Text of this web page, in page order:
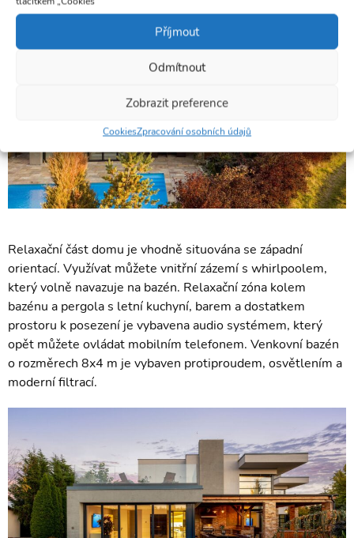
Příjmout
Odmítnout
Zobrazit preference
CookiesZpracování osobních údajů
Relaxační část domu je vhodně situována se západní
orientací. Využívat můžete vnitřní zázemí s whirlpoolem,
který volně navazuje na bazén. Relaxační zóna kolem
bazénu a pergola s letní kuchyní, barem a dostatkem
prostoru k posezení je vybavena audio systémem, který
opět můžete ovládat mobilním telefonem. Venkovní bazén
o rozměrech 8x4 m je vybaven protiproudem, osvětlením a
moderní filtrací.